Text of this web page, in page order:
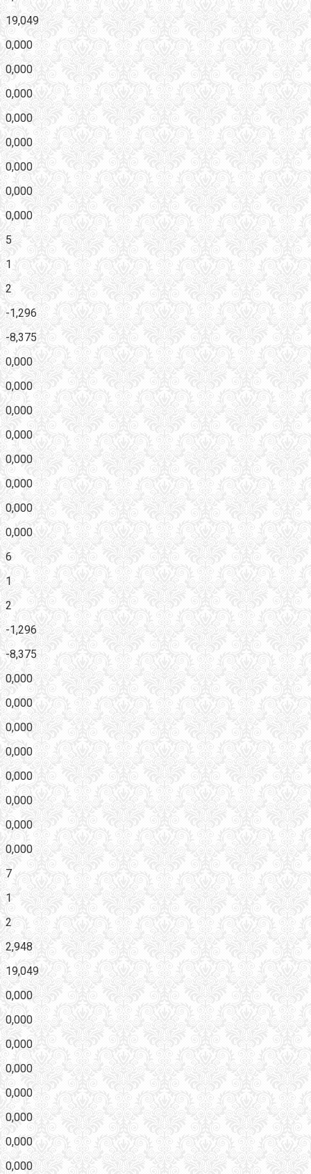
19,049
0,000
0,000
0,000
0,000
0,000
0,000
0,000
0,000
5
1
2
-1,296
-8,375
0,000
0,000
0,000
0,000
0,000
0,000
0,000
0,000
6
1
2
-1,296
-8,375
0,000
0,000
0,000
0,000
0,000
0,000
0,000
0,000
7
1
2
2,948
19,049
0,000
0,000
0,000
0,000
0,000
0,000
0,000
0,000